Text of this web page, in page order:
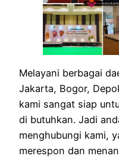
Melayani berbagai
Jakarta, Bogor,
kami sangat siap
di butuhkan. Jadi
menghubungi kami,
merespon dan